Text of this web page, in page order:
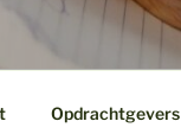
Opdrachtgevers